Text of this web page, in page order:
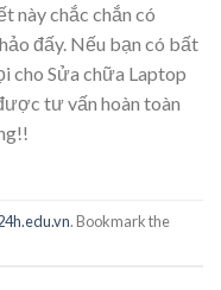
này chắc chắn có
đấy. Nếu bạn có bất
cho Sửa chữa Laptop
tư vấn hoàn toàn
. Bookmark the